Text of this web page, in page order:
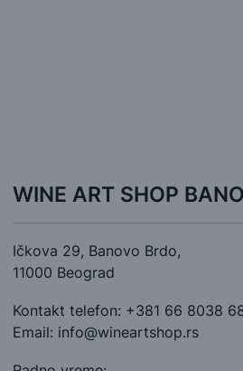
WINE ART SHOP
Ičkova 29, Banovo Brdo,
11000 Beograd
Kontakt telefon: +381 66 8038
Email: info@wineartshop.rs